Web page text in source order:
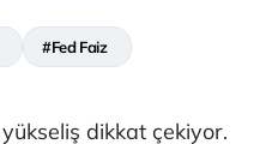
#Fed Faiz
dikkat çekiyor.